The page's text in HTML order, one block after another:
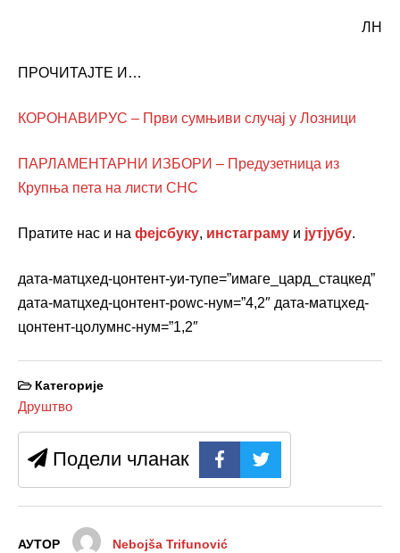
ЛН
ПРОЧИТАЈТЕ И…
КОРОНАВИРУС – Први сумњиви случај у Лозници
ПАРЛАМЕНТАРНИ ИЗБОРИ – Предузетница из
Крупња пета на листи СНС
Пратите нас и на фејсбуку, инстаграму и јутјубу.
дата-матцхед-цонтент-уи-тyпе=”имаге_цард_стацкед”
дата-матцхед-цонтент-роwс-нум=”4,2″ дата-матцхед-
цонтент-цолумнс-нум=”1,2″
Категорије
Друштво
Подели чланак
АУТОР Nebojša Trifunović